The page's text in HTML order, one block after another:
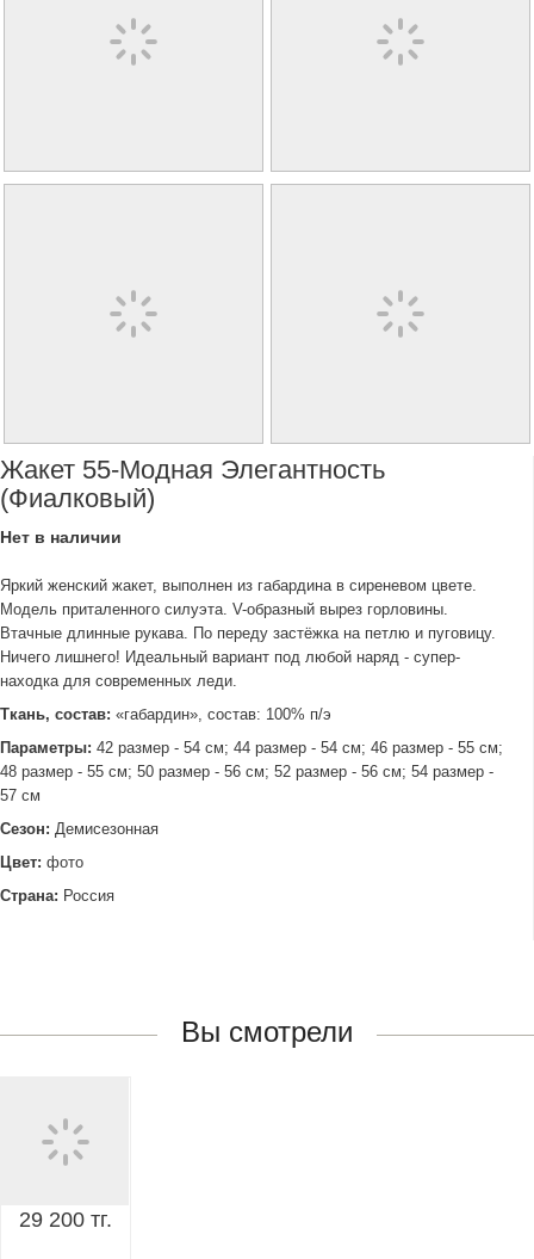
Жакет 55-Модная Элегантность
(фиалковый)
Нет в наличии
Яркий женский жакет, выполнен из габардина в сиреневом цвете.
Модель приталенного силуэта. V-образный вырез горловины.
Втачные длинные рукава. По переду застёжка на петлю и пуговицу.
Ничего лишнего! Идеальный вариант под любой наряд - супер-
находка для современных леди.
Ткань, состав: «габардин», состав: 100% п/э
Параметры: 42 размер - 54 см; 44 размер - 54 см; 46 размер - 55 см;
48 размер - 55 см; 50 размер - 56 см; 52 размер - 56 см; 54 размер -
57 см
Сезон: Демисезонная
Цвет: фото
Страна: Россия
Вы смотрели
29 200 тг.